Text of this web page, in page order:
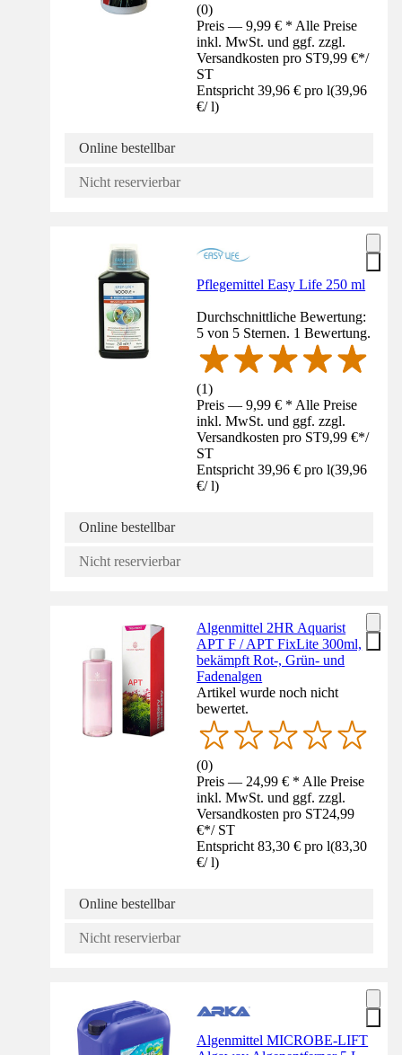
(0)
Preis — 9,99 € * Alle Preise
inkl. MwSt. und ggf. zzgl.
Versandkosten pro ST9,99 €*/
ST
Entspricht 39,96 € pro l(39,96
€/ l)
Online bestellbar
Nicht reservierbar
Pflegemittel Easy Life 250 ml
Durchschnittliche Bewertung:
5 von 5 Sternen. 1 Bewertung.
(1)
Preis — 9,99 € * Alle Preise
inkl. MwSt. und ggf. zzgl.
Versandkosten pro ST9,99 €*/
ST
Entspricht 39,96 € pro l(39,96
€/ l)
Online bestellbar
Nicht reservierbar
Algenmittel 2HR Aquarist
APT F / APT FixLite 300ml,
bekämpft Rot-, Grün- und
Fadenalgen
Artikel wurde noch nicht
bewertet.
(0)
Preis — 24,99 € * Alle Preise
inkl. MwSt. und ggf. zzgl.
Versandkosten pro ST24,99
€*/ ST
Entspricht 83,30 € pro l(83,30
€/ l)
Online bestellbar
Nicht reservierbar
Algenmittel MICROBE-LIFT